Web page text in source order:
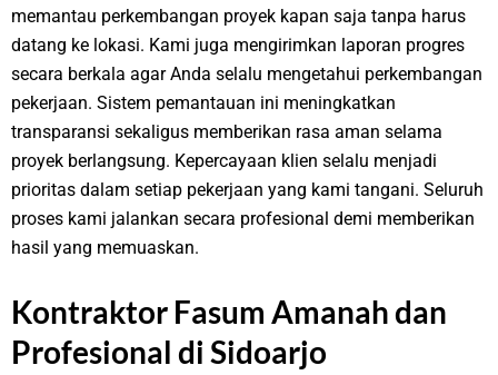
memantau perkembangan proyek kapan saja tanpa harus
datang ke lokasi. Kami juga mengirimkan laporan progres
secara berkala agar Anda selalu mengetahui perkembangan
pekerjaan. Sistem pemantauan ini meningkatkan
transparansi sekaligus memberikan rasa aman selama
proyek berlangsung. Kepercayaan klien selalu menjadi
prioritas dalam setiap pekerjaan yang kami tangani. Seluruh
proses kami jalankan secara profesional demi memberikan
hasil yang memuaskan.
Kontraktor Fasum Amanah dan
Profesional di Sidoarjo